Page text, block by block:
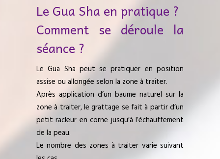
Le Gua Sha en pratique ?
Comment se déroule la
séance ?
Le Gua Sha peut se pratiquer en position
assise ou allongée selon la zone à traiter.
Après application d’un baume naturel sur la
zone à traiter, le grattage se fait à partir d’un
petit racleur en corne jusqu’à l’échauffement
de la peau.
Le nombre des zones à traiter varie suivant